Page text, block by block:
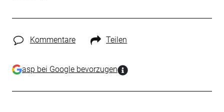
Kommentare Teilen
asp bei Google bevorzugen